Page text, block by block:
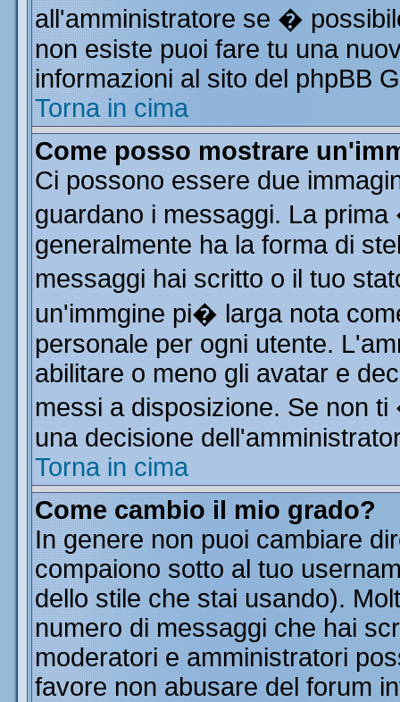
all'amministratore se �
non esiste puoi fare tu una
informazioni al sito del phpBB
Torna in cima
Come posso mostrare
Ci possono essere due
guardano i messaggi. La
generalmente ha la forma di
messaggi hai scritto o il tuo
un'immgine pi� larga nota
personale per ogni utente.
abilitare o meno gli avatar e
messi a disposizione. Se non
una decisione
Torna in cima
Come cambio il mio grado?
In genere non puoi cambiare
compaiono sotto al tuo
dello stile che stai usando).
numero di messaggi che hai
moderatori e amministratori
favore non abusare del forum